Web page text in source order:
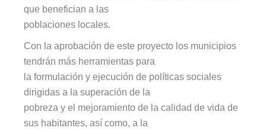
que benefician a las
poblaciones locales.
Con la aprobación de este proyecto los municipios
tendrán más herramientas para
la formulación y ejecución de políticas sociales
dirigidas a la superación de la
pobreza y el mejoramiento de la calidad de vida de
sus habitantes, así como, a la